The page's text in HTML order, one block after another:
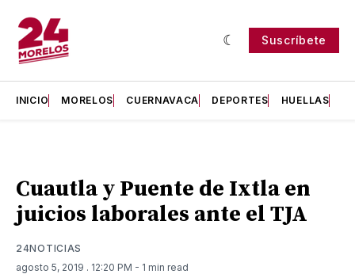
Suscríbete
INICIO MORELOS CUERNAVACA DEPORTES HUELLAS
Cuautla y Puente de Ixtla en
juicios laborales ante el TJA
24NOTICIAS
agosto 5, 2019 . 12:20 PM - 1 min read